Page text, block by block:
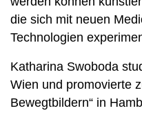
die sich mit neuen
Technologien
Katharina Swoboda
Wien und promovierte
Bewegtbildern“ in